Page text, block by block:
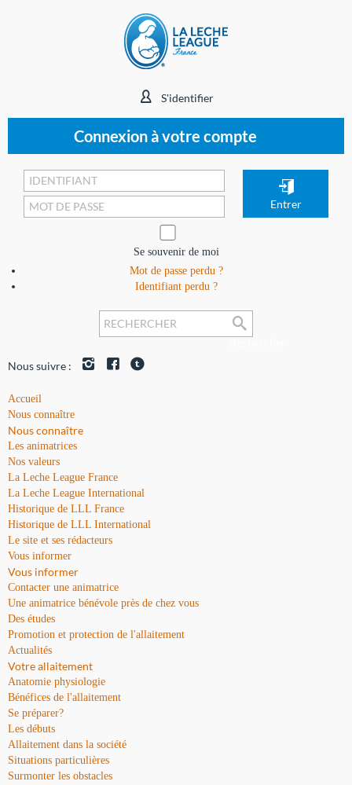
S'identifier
Connexion à votre compte
Se souvenir de moi
Mot de passe perdu ?
Identifiant perdu ?
Nous suivre :
Accueil
Nous connaître
Nous connaître
Les animatrices
Nos valeurs
La Leche League France
La Leche League International
Historique de LLL France
Historique de LLL International
Le site et ses rédacteurs
Vous informer
Vous informer
Contacter une animatrice
Une animatrice bénévole près de chez vous
Des études
Promotion et protection de l'allaitement
Actualités
Votre allaitement
Anatomie physiologie
Bénéfices de l'allaitement
Se préparer?
Les débuts
Allaitement dans la société
Situations particulières
Surmonter les obstacles